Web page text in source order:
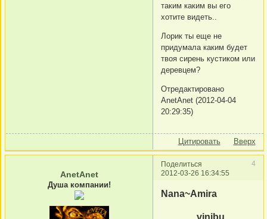
таким каким вы его
хотите видеть..
Лорик ты еще не
придумала каким будет
твоя сирень кустиком или
деревцем?
Отредактировано
AnetAnet (2012-04-04
20:29:35)
Цитировать Вверх
Поделиться
4
2012-03-26 16:34:55
AnetAnet
Душа компании!
Nana~Amira